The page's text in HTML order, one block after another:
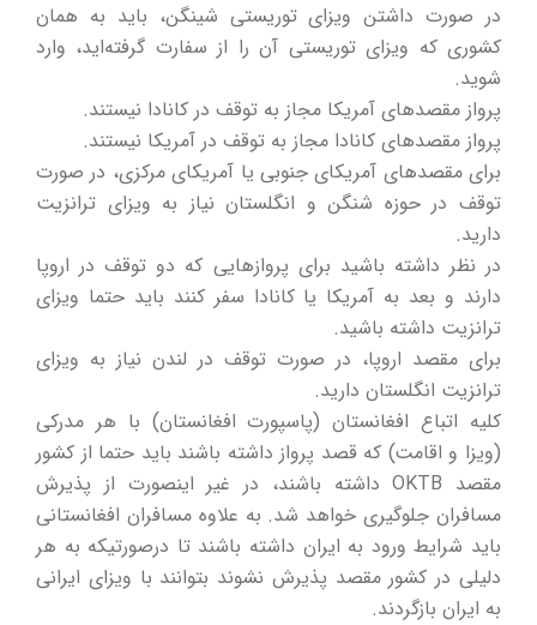
در صورت داشتن ویزای توریستی شینگن، باید به همان
کشوری که ویزای توریستی آن را از سفارت گرفته‌اید، وارد
شوید.
پرواز مقصدهای آمریکا مجاز به توقف در کانادا نیستند.
پرواز مقصدهای کانادا مجاز به توقف در آمریکا نیستند.
برای مقصدهای آمریکای جنوبی یا آمریکای مرکزی، در صورت
توقف در حوزه شنگن و انگلستان نیاز به ویزای ترانزیت
دارید.
در نظر داشته باشید برای پروازهایی که دو توقف در اروپا
دارند و بعد به آمریکا یا کانادا سفر کنند باید حتما ویزای
ترانزیت داشته باشید.
برای مقصد اروپا، در صورت توقف در لندن نیاز به ویزای
ترانزیت انگلستان دارید.
کلیه اتباع افغانستان (پاسپورت افغانستان) با هر مدرکی
(ویزا و اقامت) که قصد پرواز داشته باشند باید حتما از کشور
مقصد OKTB داشته باشند، در غیر اینصورت از پذیرش
مسافران جلوگیری خواهد شد. به علاوه مسافران افغانستانی
باید شرایط ورود به ایران داشته باشند تا درصورتیکه به هر
دلیلی در کشور مقصد پذیرش نشوند بتوانند با ویزای ایرانی
به ایران بازگردند.